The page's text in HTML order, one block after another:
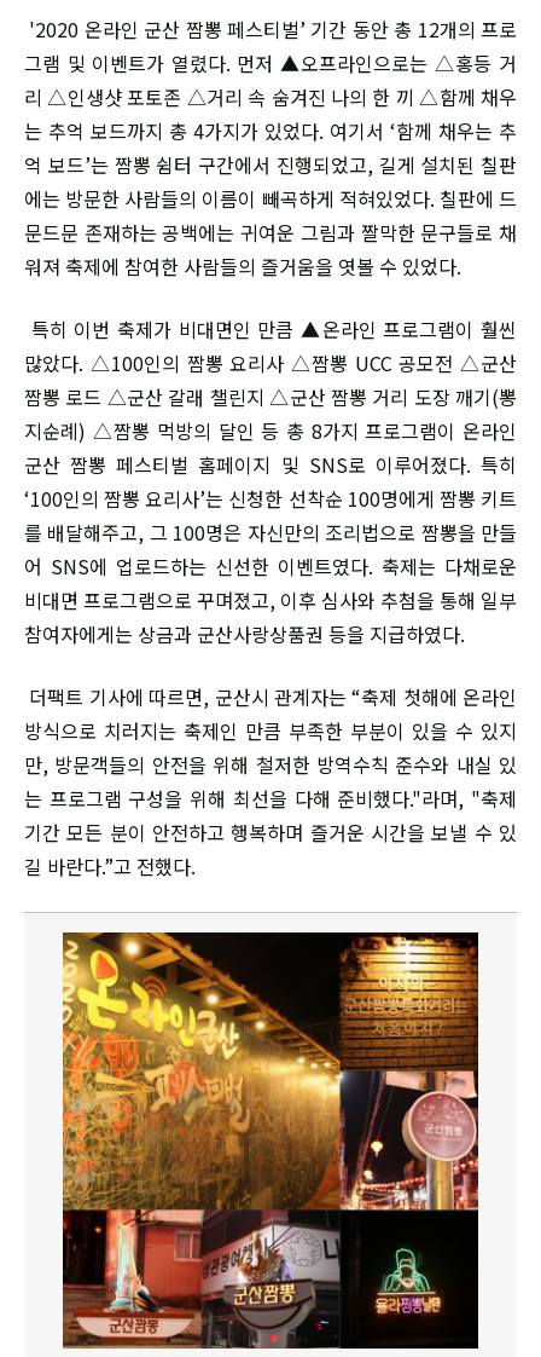
'2020 온라인 군산 짬뽕 페스티벌’ 기간 동안 총 12개의 프로
그램 및 이벤트가 열렸다. 먼저 ▲오프라인으로는 △홍등 거
리 △인생샷 포토존 △거리 속 숨겨진 나의 한 끼 △함께 채우
는 추억 보드까지 총 4가지가 있었다. 여기서 ‘함께 채우는 추
억 보드’는 짬뽕 쉼터 구간에서 진행되었고, 길게 설치된 칠판
에는 방문한 사람들의 이름이 빼곡하게 적혀있었다. 칠판에 드
문드문 존재하는 공백에는 귀여운 그림과 짤막한 문구들로 채
워져 축제에 참여한 사람들의 즐거움을 엿볼 수 있었다.
특히 이번 축제가 비대면인 만큼 ▲온라인 프로그램이 훨씬
많았다. △100인의 짬뽕 요리사 △짬뽕 UCC 공모전 △군산
짬뽕 로드 △군산 갈래 챌린지 △군산 짬뽕 거리 도장 깨기(뽕
지순례) △짬뽕 먹방의 달인 등 총 8가지 프로그램이 온라인
군산 짬뽕 페스티벌 홈페이지 및 SNS로 이루어졌다. 특히
‘100인의 짬뽕 요리사’는 신청한 선착순 100명에게 짬뽕 키트
를 배달해주고, 그 100명은 자신만의 조리법으로 짬뽕을 만들
어 SNS에 업로드하는 신선한 이벤트였다. 축제는 다채로운
비대면 프로그램으로 꾸며졌고, 이후 심사와 추첨을 통해 일부
참여자에게는 상금과 군산사랑상품권 등을 지급하였다.
더팩트 기사에 따르면, 군산시 관계자는 “축제 첫해에 온라인
방식으로 치러지는 축제인 만큼 부족한 부분이 있을 수 있지
만, 방문객들의 안전을 위해 철저한 방역수칙 준수와 내실 있
는 프로그램 구성을 위해 최선을 다해 준비했다."라며, "축제
기간 모든 분이 안전하고 행복하며 즐거운 시간을 보낼 수 있
길 바란다.”고 전했다.